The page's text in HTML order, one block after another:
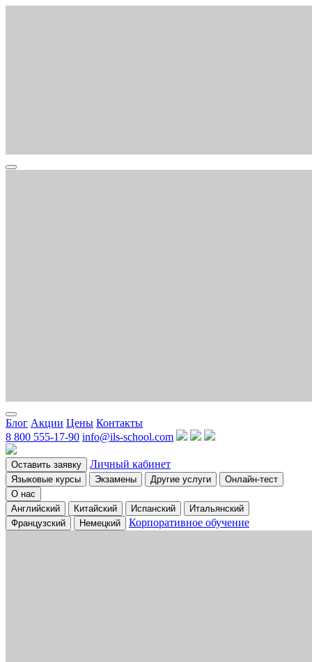
Блог Акции Цены Контакты
8 800 555-17-90 info@ils-school.com
Оставить заявку Личный кабинет
Языковые курсы Экзамены Другие услуги
Онлайн-тест
О нас
Английский
Китайский Испанский
Итальянский
Французский
Немецкий Корпоративное обучение